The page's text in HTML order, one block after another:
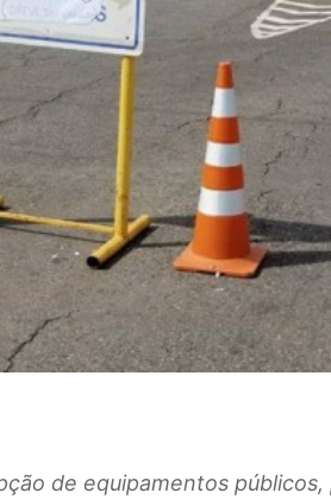
de equipamentos